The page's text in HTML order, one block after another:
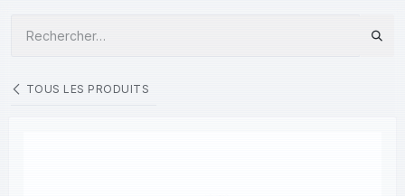
TOUS LES PRODUITS